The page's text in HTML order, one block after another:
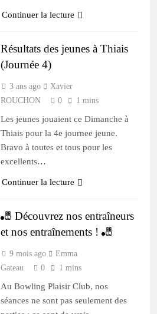
Continuer la lecture
Résultats des jeunes à Thiais
(Journée 4)
3 ans ago
Xavier
ROUCHON
0 1 mins
Les jeunes jouaient ce Dimanche à
Thiais pour la 4e journee jeune.
Bravo à toutes et tous pour les
excellents…
Continuer la lecture
🎳 Découvrez nos entraîneurs
et nos entraînements ! 🎳
9 mois ago
Emma
Gateau
0 1 mins
Au Bowling Plaisir Club, nos
séances ne sont pas seulement des